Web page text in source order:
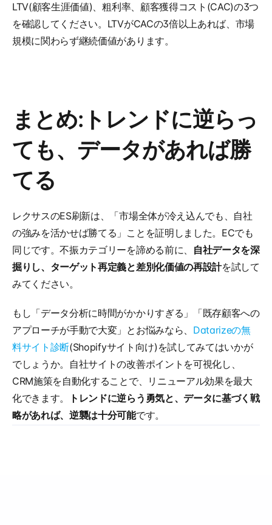
LTV(顧客生涯価値)、粗利率、顧客獲得コスト(CAC)の3つ
を確認してください。LTVがCACの3倍以上あれば、市場
規模に関わらず継続価値があります。
まとめ:トレンドに逆らっ
ても、データがあれば勝
てる
レクサスのES刷新は、「市場全体が冷え込んでも、自社
の強みを活かせば勝てる」ことを証明しました。ECでも
同じです。不振カテゴリーを諦める前に、
自社データを深
掘りし、ターゲット再定義と差別化価値の再設計を試して
みてください。
もし「データ分析に時間がかかりすぎる」「既存顧客への
アプローチが手動で大変」とお悩みなら、 Datarizeの無
料サイト診断(Shopifyサイト向け)を試してみてはいかが
でしょうか。自社サイトの改善ポイントを可視化し、
CRM施策を自動化することで、リニューアル効果を最大
化できます。
トレンドに逆らう勇気と、データに基づく戦
略があれば、逆襲は十分可能です。